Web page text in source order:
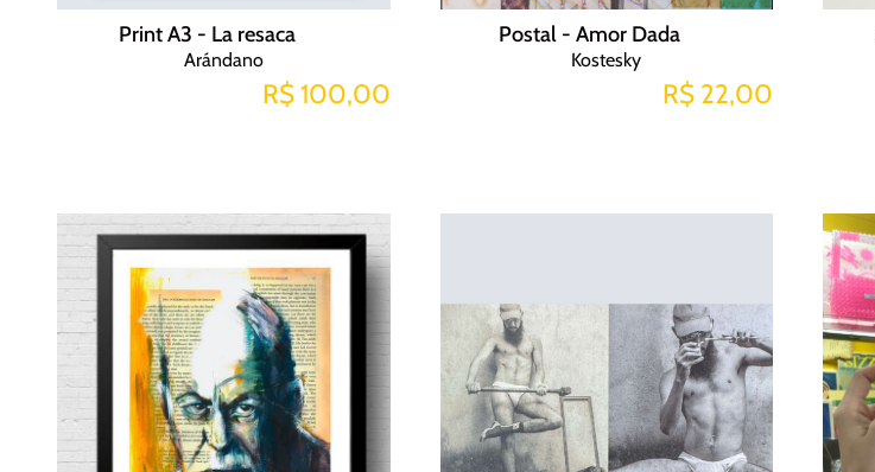
Print A3 - La resaca
Arándano
R$ 100,00
Postal - Amor Dada
Kostesky
R$ 22,00